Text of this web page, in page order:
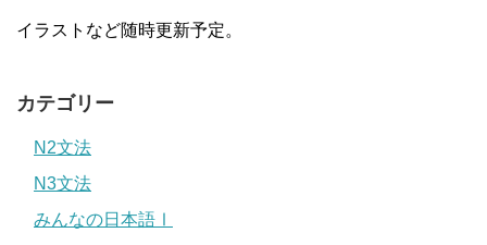
イラストなど随時更新予定。
カテゴリー
N2文法
N3文法
みんなの日本語Ⅰ